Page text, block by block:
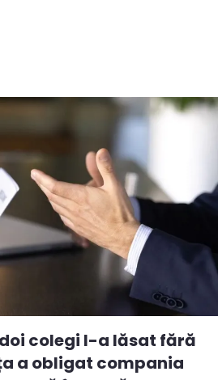
colegi l-a lăsat fără
a obligat compania